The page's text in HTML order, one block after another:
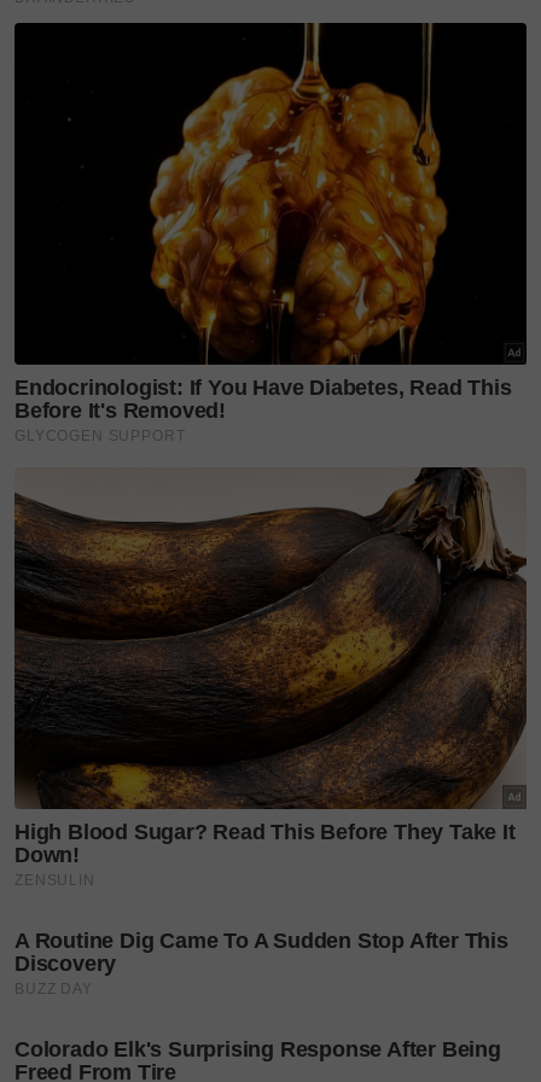
Teknik ini memerlukan telur dipecahkan terlebih
dahulu untuk melihat keadaan kuning dan putih
Telur segar akan mempunyai kuning telur yang
masih kukuh dan elok bentuk bulatnya manakala
keadaan kuning telur yang sudah lama pula agak
meleper dan agak cair (bentuk bulat tidak elok).
Namun demikian, kadangkala ada yang melekat
Perlu diingatkan juga, perhatikan juga keadaan putih
telur. Jika warnanya keruh dan keadaannya agak
melekit serta tidak cair telur itu masih segar.
Jika sebaliknya iaitu warnanya agak jernih dan
keadaannya cair makan ia sudah lama.
Artikel berkaitan:Keracunan makanan: Doktor
kongsi 7 cara elak bakteria Salmonella pada kulit
telur
3. Rendam telur dalam air
Ini merupakan teknik yang paling popular iaitu
dengan merendam telur dalam semangkuk air sejuk
dan lihat sama ada telur tersebut tenggelam atau
terapung.
air manakala telur lama akan terapung di
permukaan.
Kenapa ia berlaku?